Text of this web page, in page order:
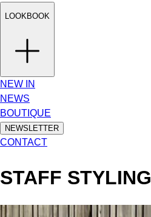
LOOKBOOK
NEW IN
NEWS
BOUTIQUE
NEWSLETTER
CONTACT
STAFF STYLING